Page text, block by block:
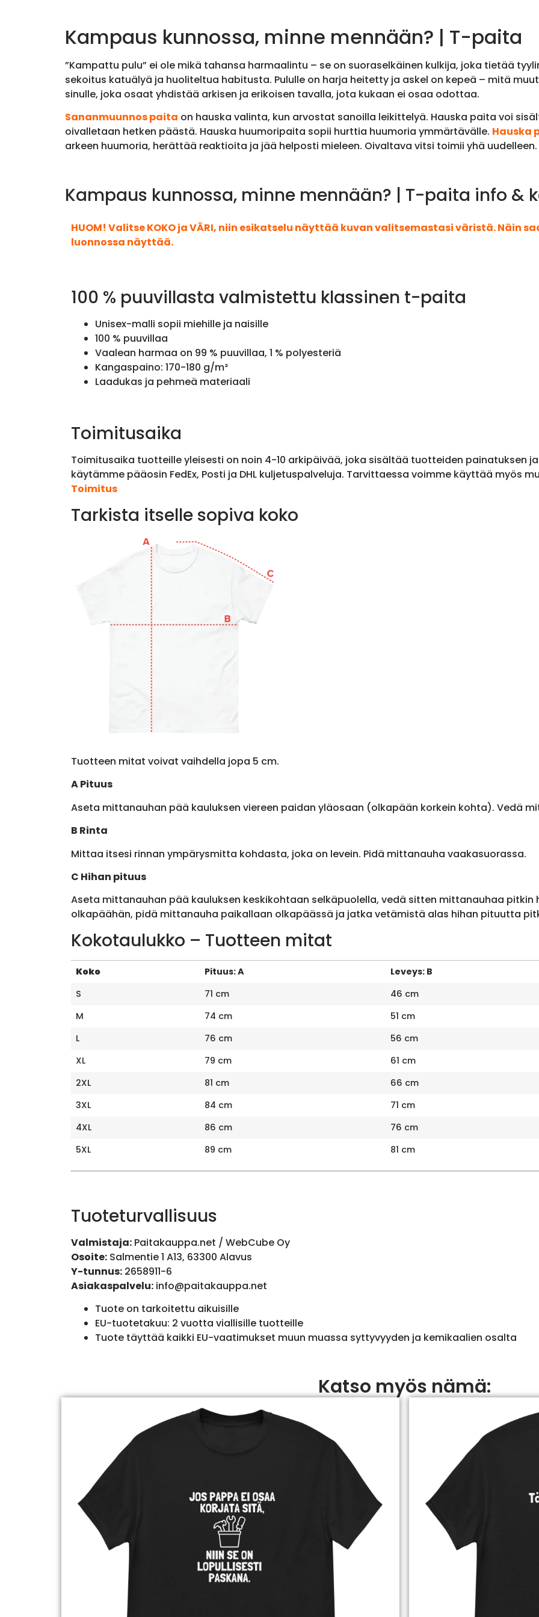
Kampaus kunnossa, minne mennään? | T-paita
”Kampattu pulu” ei ole mikä tahansa harmaalintu – se on suoraselkäinen kulkija, joka tietää
sekoitus katuälyä ja huoliteltua habitusta. Pululle on harja heitetty ja askel on kepeä – mitä
sinulle, joka osaat yhdistää arkisen ja erikoisen tavalla, jota kukaan ei osaa odottaa.
Sananmuunnos paita on hauska valinta, kun arvostat sanoilla leikittelyä. Hauska paita voi
oivalletaan hetken päästä. Hauska huumoripaita sopii hurttia huumoria ymmärtävälle. Hauska
arkeen huumoria, herättää reaktioita ja jää helposti mieleen. Oivaltava vitsi toimii yhä uudelleen.
Kampaus kunnossa, minne mennään? | T-paita info &
HUOM! Valitse KOKO ja VÄRI, niin esikatselu näyttää kuvan valitsemastasi väristä. Näin
luonnossa näyttää.
100 % puuvillasta valmistettu klassinen t-paita
Unisex-malli sopii miehille ja naisille
100 % puuvillaa
Vaalean harmaa on 99 % puuvillaa, 1 % polyesteriä
Kangaspaino: 170-180 g/m²
Laadukas ja pehmeä materiaali
Toimitusaika
Toimitusaika tuotteille yleisesti on noin 4-10 arkipäivää, joka sisältää tuotteiden painatuksen
käytämme pääosin FedEx, Posti ja DHL kuljetuspalveluja. Tarvittaessa voimme käyttää myös
Toimitus
Tarkista itselle sopiva koko
Tuotteen mitat voivat vaihdella jopa 5 cm.
A Pituus
Aseta mittanauhan pää kauluksen viereen paidan yläosaan (olkapään korkein kohta). Vedä
B Rinta
Mittaa itsesi rinnan ympärysmitta kohdasta, joka on levein. Pidä mittanauha vaakasuorassa.
C Hihan pituus
Aseta mittanauhan pää kauluksen keskikohtaan selkäpuolella, vedä sitten mittanauhaa pitkin
olkapäähän, pidä mittanauha paikallaan olkapäässä ja jatka vetämistä alas hihan pituutta
Kokotaulukko – Tuotteen mitat
Koko Pituus: A Leveys: B
S
71 cm 46 cm
M
74 cm 51 cm
L
76 cm 56 cm
XL
79 cm 61 cm
2XL
81 cm 66 cm
3XL
84 cm 71 cm
4XL
86 cm 76 cm
5XL
89 cm 81 cm
Tuoteturvallisuus
Valmistaja:Paitakauppa.net / WebCube Oy
Osoite:Salmentie 1 A13, 63300 Alavus
Y-tunnus:2658911-6
Asiakaspalvelu: info@paitakauppa.net
Tuote on tarkoitettu aikuisille
EU-tuotetakuu: 2 vuotta viallisille tuotteille
Tuote täyttää kaikki EU-vaatimukset muun muassa syttyvyyden ja kemikaalien osalta
Katso myös nämä: